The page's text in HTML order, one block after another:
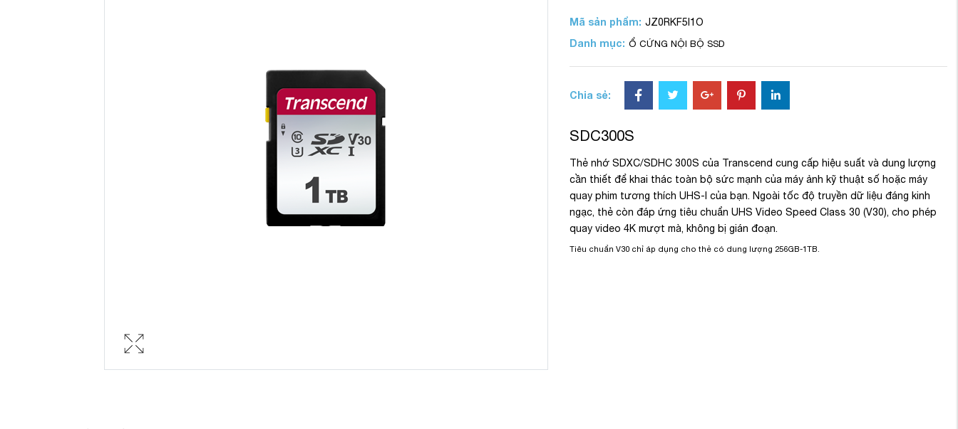
Mã sản phẩm: JZ0RKF5I1O
Danh mục: Ổ CỨNG NỘI BỘ SSD
Chia sẻ:
SDC300S
Thẻ nhớ SDXC/SDHC 300S của Transcend cung cấp hiệu suất và dung lượng
cần thiết để khai thác toàn bộ sức mạnh của máy ảnh kỹ thuật số hoặc máy
quay phim tương thích UHS-I của bạn. Ngoài tốc độ truyền dữ liệu đáng kinh
ngạc, thẻ còn đáp ứng tiêu chuẩn UHS Video Speed ​​Class 30 (V30), cho phép
quay video 4K mượt mà, không bị gián đoạn.
Tiêu chuẩn V30 chỉ áp dụng cho thẻ có dung lượng 256GB-1TB.